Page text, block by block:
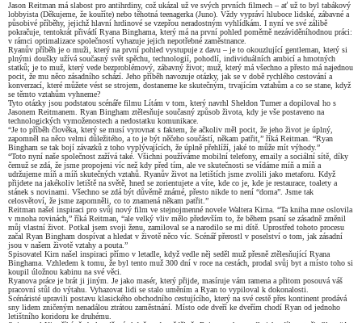
Jason Reitman má slabost pro antihrdiny, což ukázal už ve svých prvních filmech – ať už to byl tabákový
lobbyista (Děkujeme, že kouříte) nebo těhotná teenagerka (Juno). Vždy vypráví hluboce lidské, zábavné a
působivé příběhy, jejichž hlavní hrdinové se vzepřou neradostným vyhlídkám. I nyní ve své zálibě
pokračuje, tentokrát přivádí Ryana Binghama, který má na první pohled poměrně nezáviděníhodnou práci:
v rámci optimalizace společností vyhazuje jejich nepotřebné zaměstnance.
Ryanův příběh je o muži, který na první pohled vystupuje z davu – je to okouzlující gentleman, který si
plnými doušky užívá současný svět spěchu, technologií, pohodlí, individuálních ambicí a hmotných
statků; je to muž, který vede bezproblémový, zábavný život; muž, který má všechno a přesto má najednou
pocit, že mu něco zásadního schází. Jeho příběh navozuje otázky, jak se v době rychlého cestování a
konverzací, které můžete vést se strojem, dostaneme ke skutečným, trvajícím vztahům a co se stane, když
se těmto vztahům vyhneme?
Tyto otázky jsou podstatou scénáře filmu Lítám v tom, který navrhl Sheldon Turner a dopiloval ho s
Jasonem Reitmanem. Ryan Bingham ztělesňuje současný způsob života, kdy je vše postaveno na
technologických vymoženostech a nedostatku komunikace.
“Je to příběh člověka, který se musí vyrovnat s faktem, že ačkoliv měl pocit, že jeho život je úplný,
zapomněl na něco velmi důležitého, a to je být něčeho součástí, někam patřit,” říká Reitman. “Ryan
Bingham se tak bojí závazků z toho vyplývajících, že úplně přehlíží, jaké to může mít výhody.”
“Toto nyní naše společnost zažívá také. Všichni používáme mobilní telefony, emaily a sociální sítě, díky
čemuž se zdá, že jsme propojeni víc než kdy před tím, ale ve skutečnosti se vídáme míň a míň a
udržujeme míň a míň skutečných vztahů. Ryanův život na letištích jsme zvolili jako metaforu. Když
přijdete na jakékoliv letiště na světě, hned se zorientujete a víte, kde co je, kde je restaurace, toalety a
stánek s novinami. Všechno se zdá být důvěrně známé, přesto nikde to není “doma”. Jsme tak
celosvětoví, že jsme zapomněli, co to znamená někam patřit.”
Reitman našel inspiraci pro svůj nový film ve stejnojmenné novele Waltera Kirna. “Ta kniha mne oslovila
v mnoha rovinách,” říká Reitman, “ale velký vliv mělo především to, že během psaní se zásadně změnil
můj vlastní život. Potkal jsem svoji ženu, zamiloval se a narodilo se mi dítě. Uprostřed tohoto procesu
začal Ryan Bingham dospívat a hledat v životě něco víc. Scénář přerostl v poselství o tom, jak zásadní
jsou v našem životě vztahy a pouta.”
Spisovatel Kirn našel inspiraci přímo v letadle, když vedle něj seděl muž přesně ztělesňující Ryana
Binghama. Vzhledem k tomu, že byl tento muž 300 dní v roce na cestách, prodal svůj byt a místo toho si
koupil úložnou kabinu na své věci.
Ryanova práce je brát ji jiným. Je jako masér, který přijde, masíruje vám ramena a přitom posouvá váš
pracovní stůl do výtahu. Vyhazovat lidi se stalo uměním a Ryan to vypiloval k dokonalosti.
Scénáristé upravili postavu klasického obchodního cestujícího, který na své cestě přes kontinent prodává
sny lidem zničeným nenadálou ztrátou zaměstnání. Místo ode dveří ke dveřím chodí Ryan od jednoho
letištního koridoru ke druhému.